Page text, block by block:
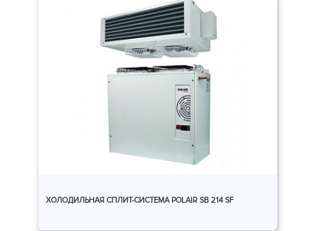
ХОЛОДИЛЬНАЯ СПЛИТ-СИСТЕМА POLAIR SB 214 SF